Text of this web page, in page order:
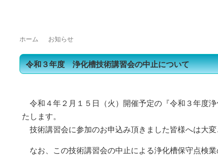
ホーム お知らせ
令和３年度 浄化槽技術講習会の中止について
令和４年２月１５日（火）開催予定の『令和３年度
たします。
技術講習会に参加のお申込み頂きました皆様へは大
なお、この技術講習会の中止による浄化槽保守点検